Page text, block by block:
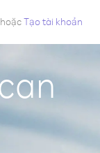
hoặcTạo tài khoản